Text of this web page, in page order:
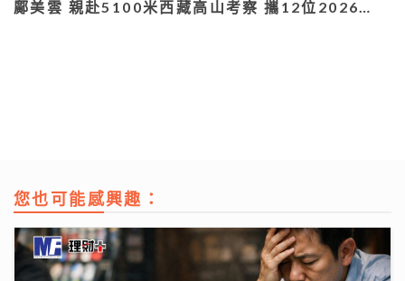
鄺美雲 親赴5100米西藏高山考察 攜12位2026…
您也可能感興趣：